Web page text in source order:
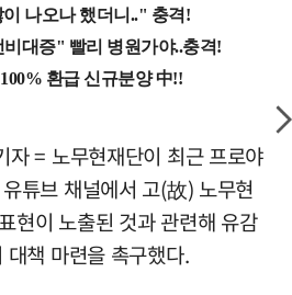
자 = 노무현재단이 최근 프로야
튜브 채널에서 고(故) 노무현
현이 노출된 것과 관련해 유감
책 마련을 촉구했다.